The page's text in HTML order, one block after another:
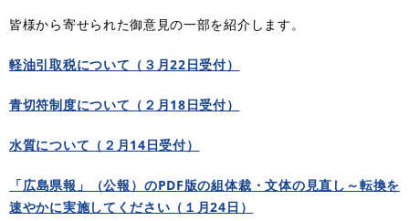
皆様から寄せられた御意見の一部を紹介します。​​
軽油引取税について（３月22日受付）
青切符制度について（２月18日受付）
水質について（２月14日受付）
「広島県報」（公報）のPDF版の組体裁・文体の見直し～転換を
速やかに実施してください（１月24日）